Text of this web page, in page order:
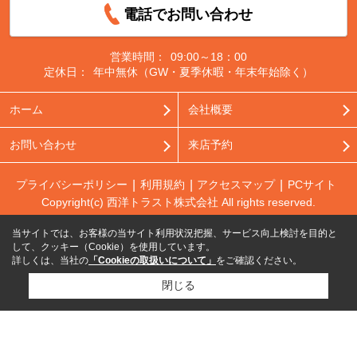
電話でお問い合わせ
営業時間：
09:00～18：00
定休日：
年中無休（GW・夏季休暇・年末年始除く）
ホーム 会社概要
お問い合わせ 来店予約
プライバシーポリシー 利用規約 アクセスマップ
PCサイト
Copyright(c) 西洋トラスト株式会社 All rights reserved.
当サイトでは、お客様の当サイト利用状況把握、サービス向上検討を目的と
して、クッキー（Cookie）を使用しています。
詳しくは、当社の 「Cookieの取扱いについて」 をご確認ください。
閉じる